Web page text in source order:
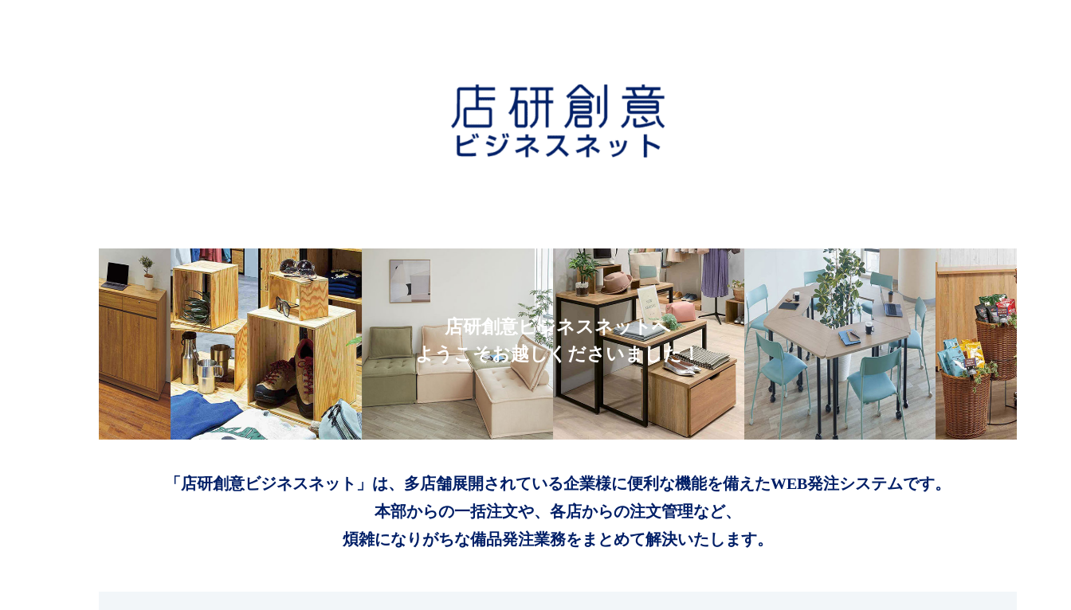
店研創意ビジネスネットへ
ようこそお越しくださいました！
「店研創意ビジネスネット」は、多店舗展開されている企業様に便利な機能を備えたWEB発注システムです。
本部からの一括注文や、各店からの注文管理など、
煩雑になりがちな備品発注業務をまとめて解決いたします。